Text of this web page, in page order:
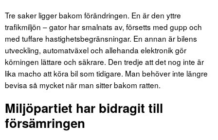
Tre saker ligger bakom förändringen. En är den yttre
trafikmiljön – gator har smalnats av, försetts med gupp och
med tuffare hastighetsbegränsningar. En annan är bilens
utveckling, automatväxel och allehanda elektronik gör
körningen lättare och säkrare. Den tredje att det nog inte är
lika macho att köra bil som tidigare. Man behöver inte längre
bevisa så mycket när man sitter bakom ratten.
Miljöpartiet har bidragit till
försämringen